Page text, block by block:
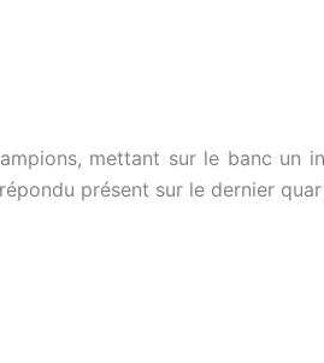
mettant sur le banc un
présent sur le dernier